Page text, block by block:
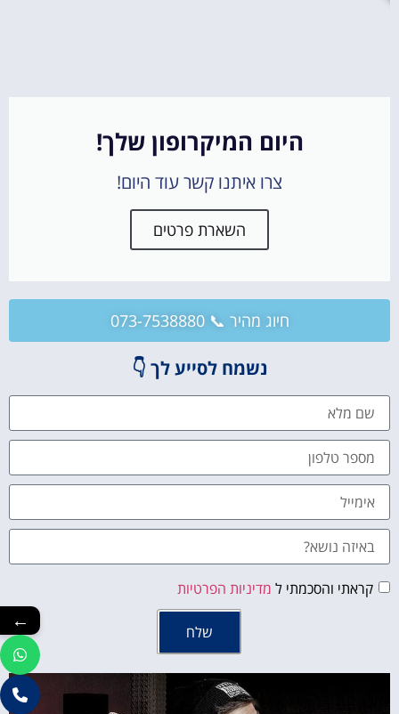
היום המיקרופון שלך!
צרו איתנו קשר עוד היום!
השארת פרטים
חיוג מהיר 📞 073-7538880
נשמח לסייע לך 👇
קראתי והסכמתי ל מדיניות הפרטיות
שלח ←